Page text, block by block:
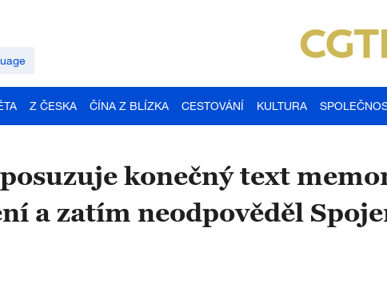
Z ČESKA ČÍNA Z BLÍZKA CESTOVÁNÍ KULTURA
konečný text
a zatím neodpověděl